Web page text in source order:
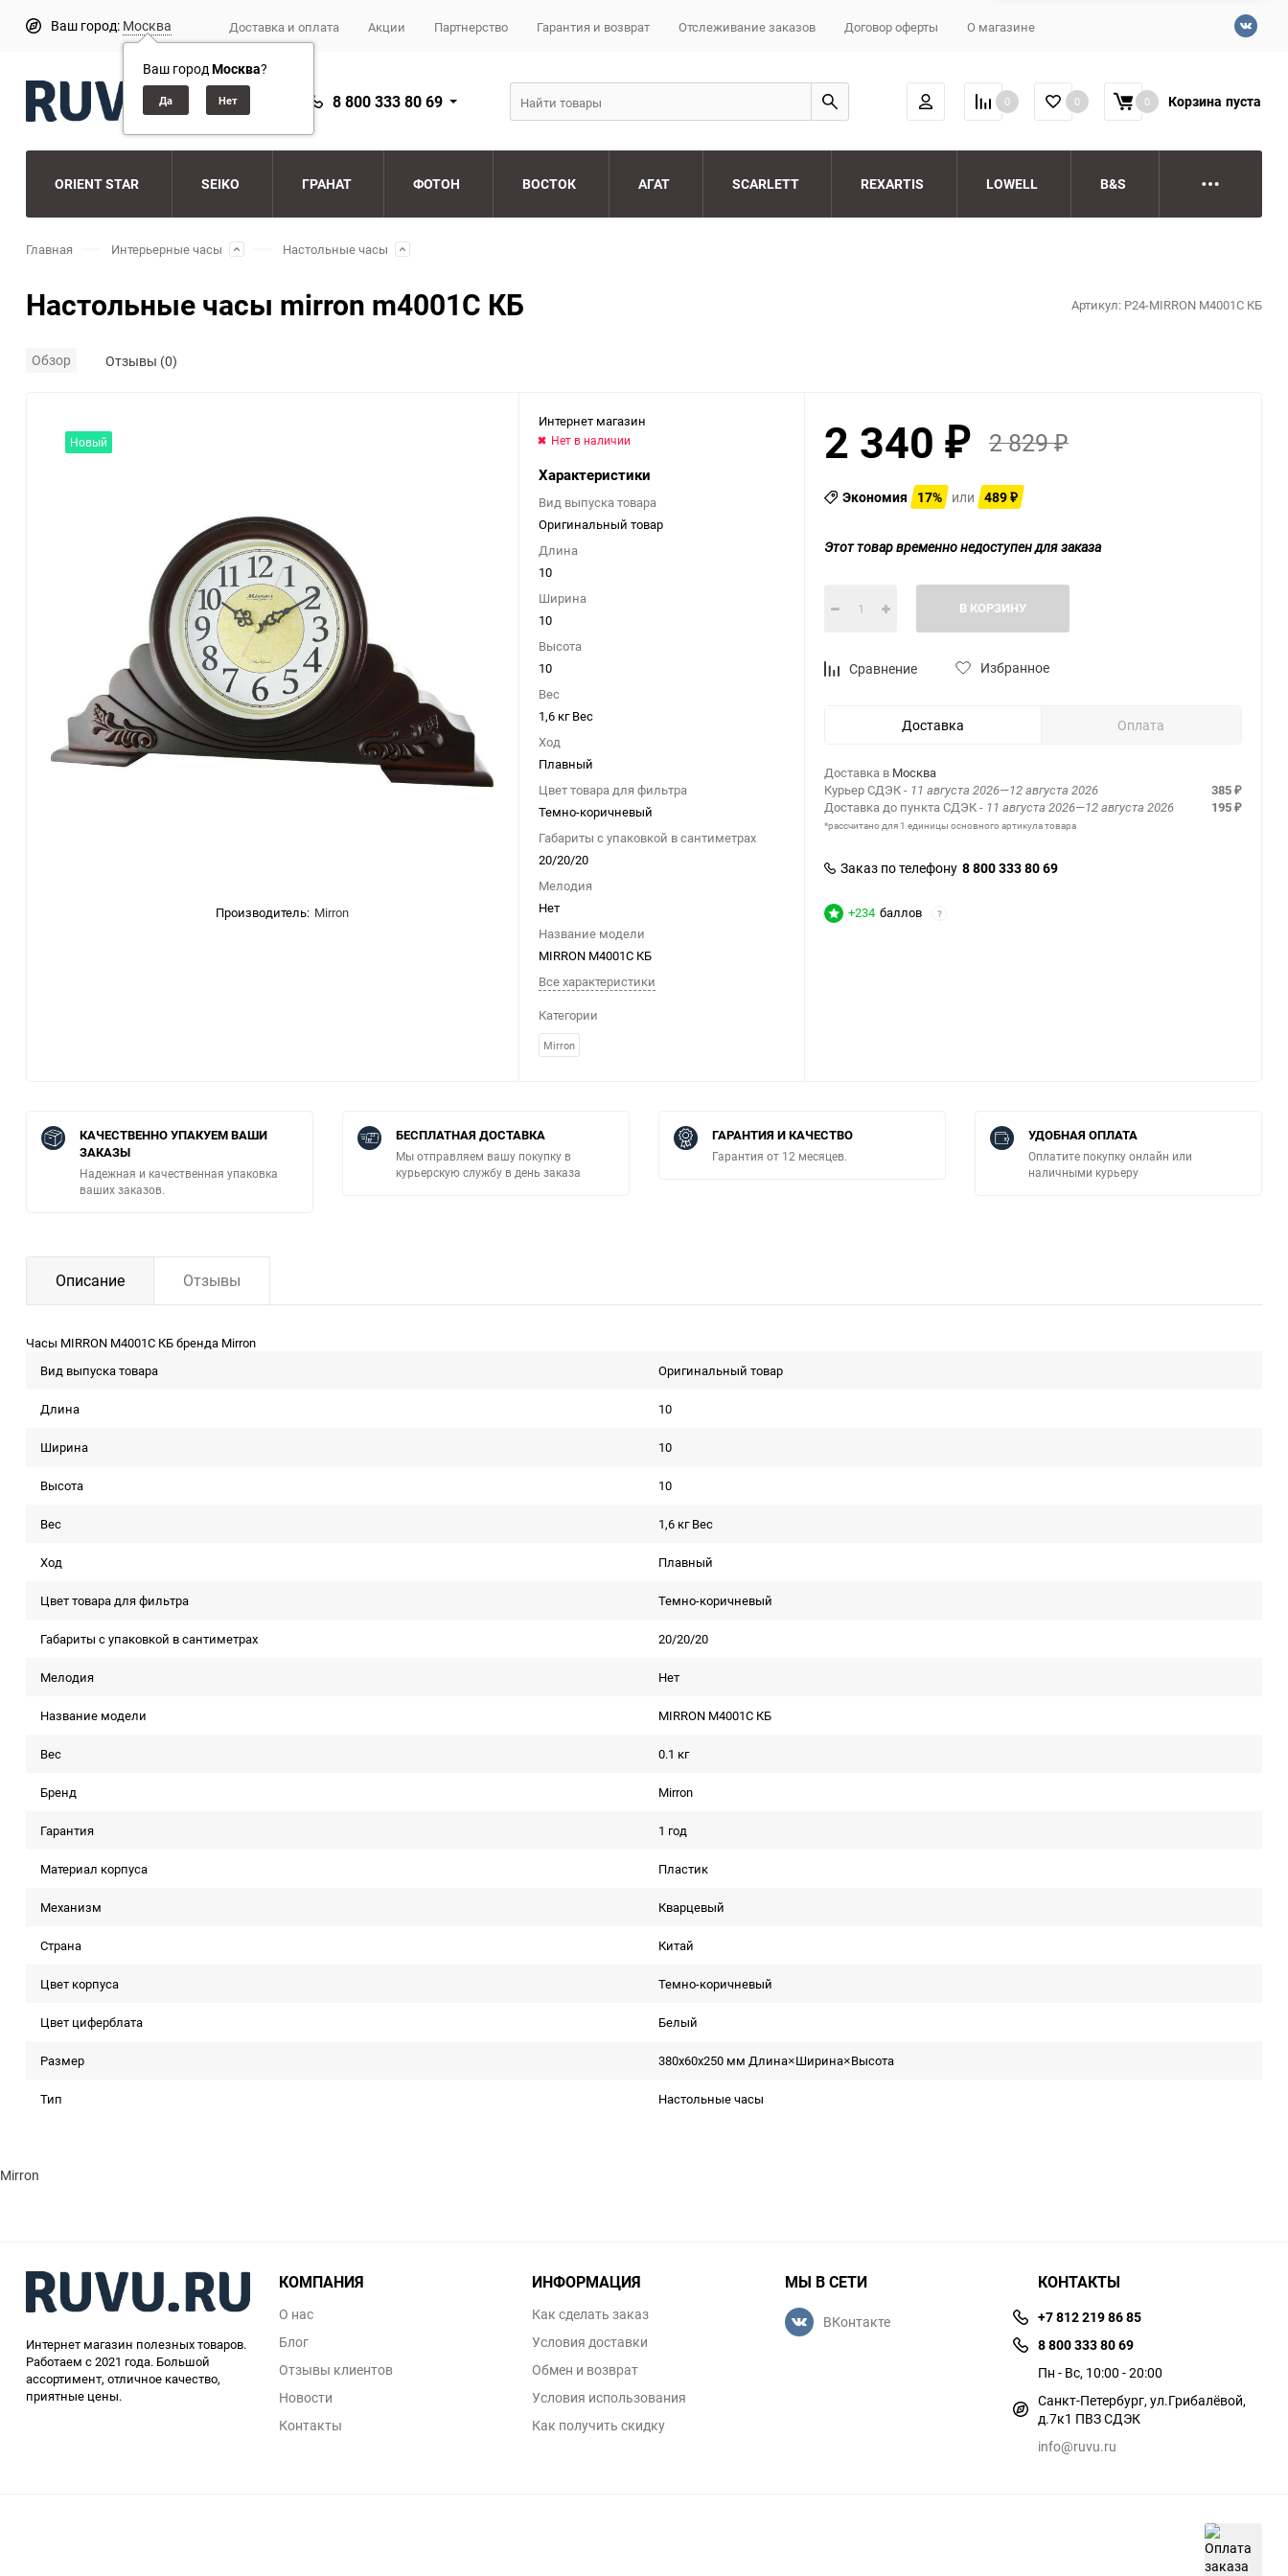
Ваш город: Москва
Ваш городМосква?
Доставка и оплата Акции Партнерство Гарантия и возврат Отслеживание заказов Договор оферты О магазине
8 800 333 80 69 0 0 0 Корзина пуста
ORIENT STAR SEIKO ГРАНАТ ФОТОН ВОСТОК АГАТ SCARLETT REXARTIS LOWELL B&S
Главная Интерьерные часы Настольные часы
Настольные часы mirron m4001С КБ Артикул: P24-MIRRON M4001С КБ
Обзор Отзывы (0)
Новый
Производитель: Mirron
Интернет магазин
Нет в наличии
Характеристики
Вид выпуска товара
Оригинальный товар
Длина
10
Ширина
10
Высота
10
Вес
1,6 кг Вес
Ход
Плавный
Цвет товара для фильтра
Темно-коричневый
Габариты с упаковкой в сантиметрах
20/20/20
Мелодия
Нет
Название модели
MIRRON M4001С КБ
Все характеристики
Категории
Mirron
2 340 ₽ 2 829₽
Экономия 17% или 489 ₽
Этот товар временно недоступен для заказа
В КОРЗИНУ
Сравнение Избранное
Доставка Оплата
Доставка в Москва
Курьер СДЭК- 11 августа 2026—12 августа 2026 385 ₽
Доставка до пункта СДЭК- 11 августа 2026—12 августа 2026 195 ₽
*рассчитано для 1 единицы основного артикула товара
Заказ по телефону 8 800 333 80 69
+234 баллов ?
КАЧЕСТВЕННО УПАКУЕМ ВАШИ
ЗАКАЗЫ
Надежная и качественная упаковка
ваших заказов.
БЕСПЛАТНАЯ ДОСТАВКА
Мы отправляем вашу покупку в
курьерскую службу в день заказа
ГАРАНТИЯ И КАЧЕСТВО
Гарантия от 12 месяцев.
УДОБНАЯ ОПЛАТА
Оплатите покупку онлайн или
наличными курьеру
Описание Отзывы
Часы MIRRON M4001С КБ бренда Mirron
Вид выпуска товара
Оригинальный товар
Длина 10
Ширина 10
Высота 10
Вес 1,6 кг Вес
Ход Плавный
Цвет товара для фильтра Темно-коричневый
Габариты с упаковкой в сантиметрах 20/20/20
Мелодия Нет
Название модели MIRRON M4001С КБ
Вес 0.1 кг
Бренд Mirron
Гарантия 1 год
Материал корпуса Пластик
Механизм Кварцевый
Страна Китай
Цвет корпуса Темно-коричневый
Цвет циферблата Белый
Размер 380x60x250 мм Длина×Ширина×Высота
Тип Настольные часы
Mirron
Интернет магазин полезных товаров.
Работаем с 2021 года. Большой
ассортимент, отличное качество,
приятные цены.
КОМПАНИЯ
О нас
Блог
Отзывы клиентов
Новости
Контакты
ИНФОРМАЦИЯ
Как сделать заказ
Условия доставки
Обмен и возврат
Условия использования
Как получить скидку
МЫ В СЕТИ
ВКонтакте
КОНТАКТЫ
+7 812 219 86 85
8 800 333 80 69
Пн - Вс, 10:00 - 20:00
Санкт-Петербург, ул.​​Грибалёвой,
д.7к1 ПВЗ СДЭК
info@ruvu.ru